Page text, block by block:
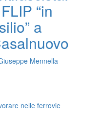
“in
a
Mennella
nelle ferrovie